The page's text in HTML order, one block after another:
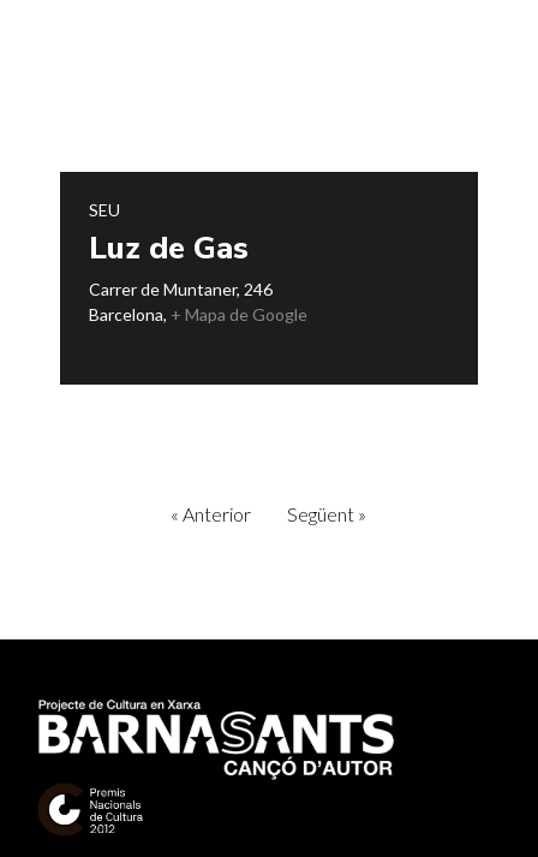
SEU
Luz de Gas
Carrer de Muntaner, 246
Barcelona, + Mapa de Google
« Anterior Següent »